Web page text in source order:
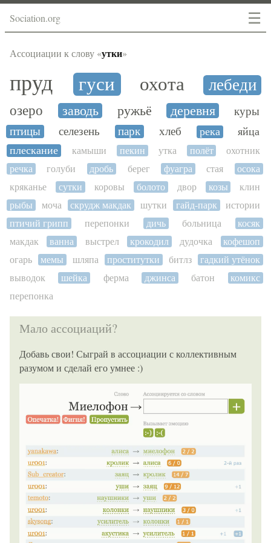
☰
Sociation.org
Ассоциации к слову «утки»
пруд гуси охота лебеди
озеро заводь ружьё деревня
куры
птицы
селезень парк хлеб река
яйца
плескание
камыши пекин утка полёт
охотник
речка
голуби дробь берег фуагра стая
осока
кряканье
сутки коровы болото двор козы
клин
рыбы
моча скрудж макдак шутки гайд-парк
истории
птичий грипп
перепонки дичь больница
косяк
макдак
ванна выстрел крокодил дудочка
кофешоп
огарь
мемы шляпа проститутки битлз
гадкий утёнок
выводок
шейка ферма джинса батон
комикс
перепонка
Мало ассоциаций?
Добавь свои! Сыграй в ассоциации с коллективным
разумом и сделай его умнее :)